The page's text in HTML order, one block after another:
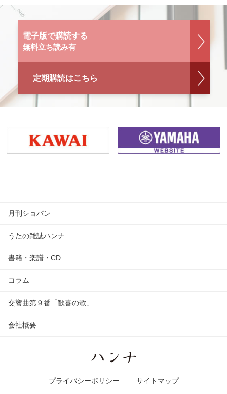
電子版で購読する
無料立ち読み有
定期購読はこちら
月刊ショパン
うたの雑誌ハンナ
書籍・楽譜・CD
コラム
交響曲第９番「歓喜の歌」
会社概要
プライバシーポリシー サイトマップ